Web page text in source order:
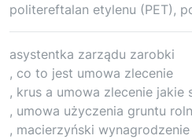
politereftalan etylenu (PET),
asystentka zarządu zarobki
, co to jest umowa zlecenie
, krus a umowa zlecenie jakie
, umowa użyczenia gruntu
, macierzyński wynagrodzenie